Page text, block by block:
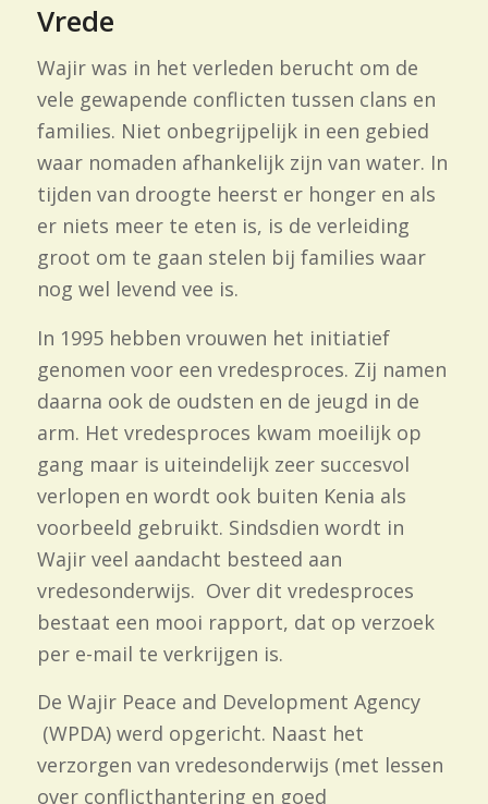
Vrede
Wajir was in het verleden berucht om de
vele gewapende conflicten tussen clans en
families. Niet onbegrijpelijk in een gebied
waar nomaden afhankelijk zijn van water. In
tijden van droogte heerst er honger en als
er niets meer te eten is, is de verleiding
groot om te gaan stelen bij families waar
nog wel levend vee is.
In 1995 hebben vrouwen het initiatief
genomen voor een vredesproces. Zij namen
daarna ook de oudsten en de jeugd in de
arm. Het vredesproces kwam moeilijk op
gang maar is uiteindelijk zeer succesvol
verlopen en wordt ook buiten Kenia als
voorbeeld gebruikt. Sindsdien wordt in
Wajir veel aandacht besteed aan
vredesonderwijs. Over dit vredesproces
bestaat een mooi rapport, dat op verzoek
per e-mail te verkrijgen is.
De Wajir Peace and Development Agency
(WPDA) werd opgericht. Naast het
verzorgen van vredesonderwijs (met lessen
over conflicthantering en goed